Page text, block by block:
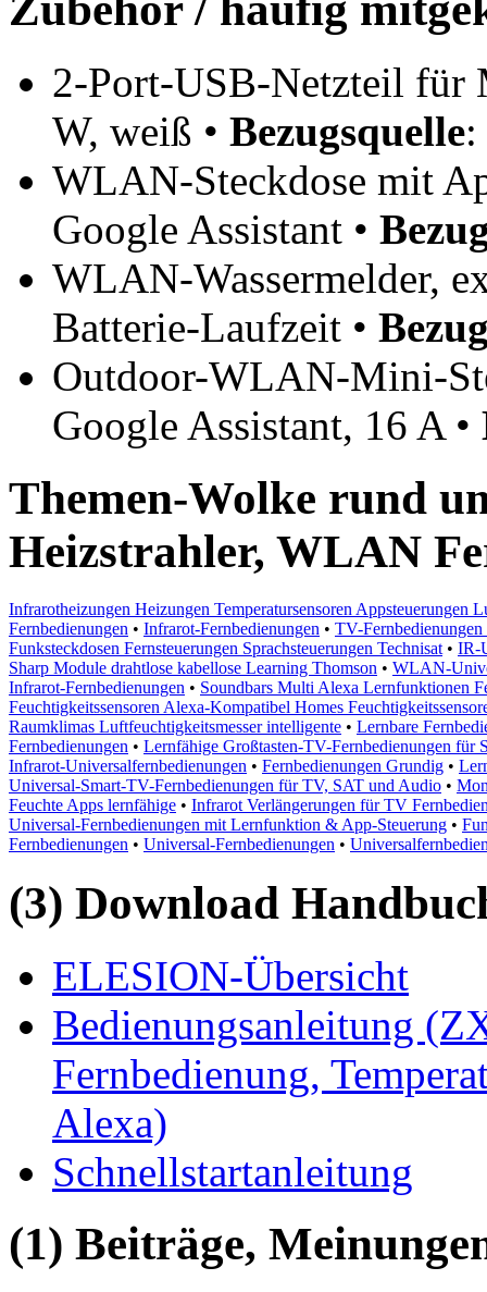
2-Port-USB-Netzteil für
W, weiß • Bezugsquelle:
WLAN-Steckdose mit
Google Assistant •
WLAN-Wassermelder,
Batterie-Laufzeit •
Outdoor-WLAN-Mini-
Google Assistant, 16 A •
Themen-Wolke rund
Heizstrahler, WLAN
Infrarotheizungen Heizungen Temperatursensoren Appsteuerungen
Fernbedienungen • Infrarot-Fernbedienungen • TV-
Funksteckdosen Fernsteuerungen Sprachsteuerungen Technisat • IR-
Sharp Module drahtlose kabellose Learning Thomson • WLAN-
Infrarot-Fernbedienungen • Soundbars Multi Alexa Lernfunktionen
Feuchtigkeitssensoren Alexa-Kompatibel Homes
Raumklimas Luftfeuchtigkeitsmesser intelligente • Lernbare
Fernbedienungen • Lernfähige Großtasten-TV-Fernbedienungen für
Infrarot-Universalfernbedienungen • Fernbedienungen Grundig •
Universal-Smart-TV-Fernbedienungen für TV, SAT und Audio •
Feuchte Apps lernfähige • Infrarot Verlängerungen für TV
Universal-Fernbedienungen mit Lernfunktion & App-Steuerung •
Fernbedienungen • Universal-Fernbedienungen •
(3) Download
ELESION-Übersicht
Bedienungsanleitung
Fernbedienung,
Alexa)
Schnellstartanleitung
(1) Beiträge,